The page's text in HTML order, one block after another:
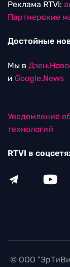
Реклама RTVI:
Партнерские
Достойные
Мы в
и Google.News
Уведомление
технологий
RTVI в
© ООО